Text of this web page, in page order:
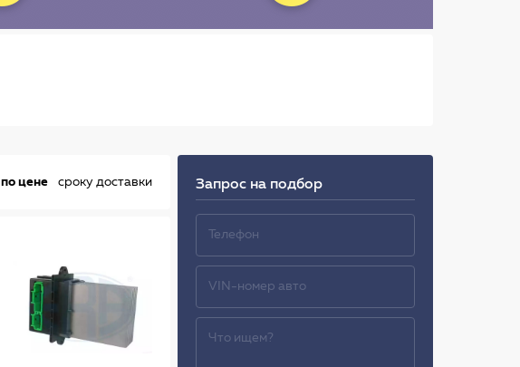
по цене сроку доставки Запрос на подбор